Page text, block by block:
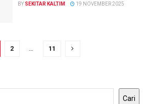
BY SEKITAR KALTIM 19 NOVEMBER 2025
2 … 11
Cari